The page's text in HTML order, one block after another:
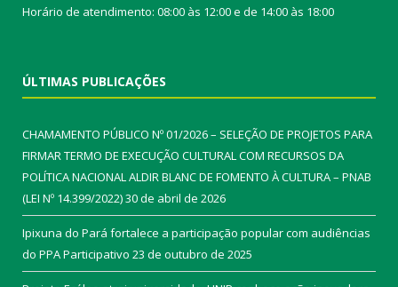
Horário de atendimento: 08:00 às 12:00 e de 14:00 às 18:00
ÚLTIMAS PUBLICAÇÕES
CHAMAMENTO PÚBLICO Nº 01/2026 – SELEÇÃO DE PROJETOS PARA
FIRMAR TERMO DE EXECUÇÃO CULTURAL COM RECURSOS DA
POLÍTICA NACIONAL ALDIR BLANC DE FOMENTO À CULTURA – PNAB
(LEI Nº 14.399/2022)30 de abril de 2026
Ipixuna do Pará fortalece a participação popular com audiências
do PPA Participativo 23 de outubro de 2025